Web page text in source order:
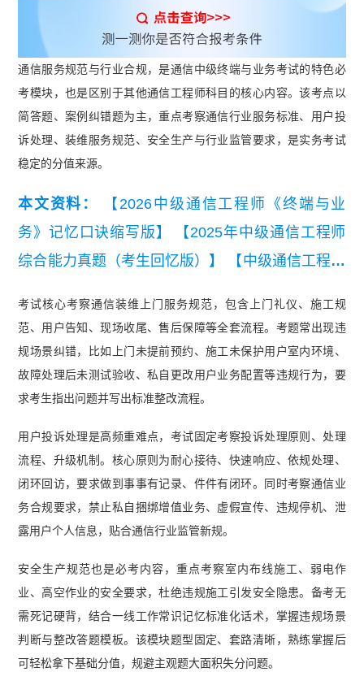
通信服务规范与行业合规，是通信中级终端与业务考试的特色必
考模块，也是区别于其他通信工程师科目的核心内容。该考点以
简答题、案例纠错题为主，重点考察通信行业服务标准、用户投
诉处理、装维服务规范、安全生产与行业监管要求，是实务考试
稳定的分值来源。
本文资料：
【2026中级通信工程师《终端与业
务》记忆口诀缩写版】
【2025年中级通信工程师
综合能力真题（考生回忆版）】
【中级通信工程师
程师终端与业务知识点集锦】 【2026年中级通信
工程师综合能力知识点集锦】 【2025年中级通信
工程师终端与业务填空版背诵本】 【中级通信工程
师综合能力冲刺知识点】
考试核心考察通信装维上门服务规范，包含上门礼仪、施工规
范、用户告知、现场收尾、售后保障等全套流程。考题常出现违
规场景纠错，比如上门未提前预约、施工未保护用户室内环境、
故障处理后未测试验收、私自更改用户业务配置等违规行为，要
求考生指出问题并写出标准整改流程。
用户投诉处理是高频重难点，考试固定考察投诉处理原则、处理
流程、升级机制。核心原则为耐心接待、快速响应、依规处理、
闭环回访，要求做到事事有记录、件件有闭环。同时考察通信业
务合规要求，禁止私自捆绑增值业务、虚假宣传、违规停机、泄
露用户个人信息，贴合通信行业监管新规。
安全生产规范也是必考内容，重点考察室内布线施工、弱电作
业、高空作业的安全要求，杜绝违规施工引发安全隐患。备考无
需死记硬背，结合一线工作常识记忆标准化话术，掌握违规场景
判断与整改答题模板。该模块题型固定、套路清晰，熟练掌握后
可轻松拿下基础分值，规避主观题大面积失分问题。